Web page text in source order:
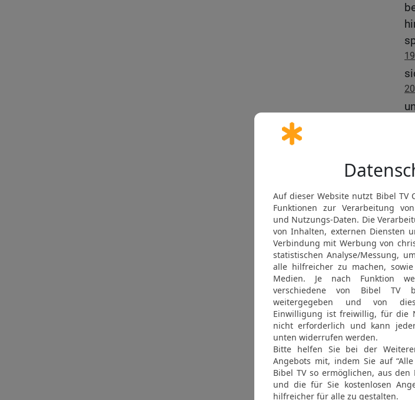
19
20
23
24
25
26